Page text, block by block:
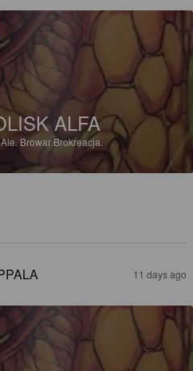
ALFA
Ale.Browar Brokreacja.
11 days ago